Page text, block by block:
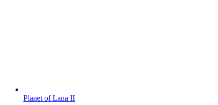
Planet of Lana II